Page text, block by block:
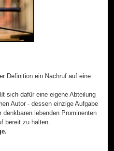
Definition ein Nachruf auf eine
sich dafür eine eigene Abteilung
Autor - dessen einzige Aufgabe
denkbaren lebenden Prominenten
bereit zu halten.